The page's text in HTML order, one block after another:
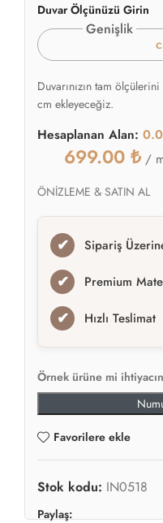
Duvar Ölçünüzü Girin
Genişlik
Duvarınızın tam
cm ekleyeceğiz.
Hesaplanan Alan:
699.00 ₺ /
ÖNİZLEME & SATIN AL
✔ Sipariş
✔ Premium
✔ Hızlı Teslimat
Örnek ürüne mi
Favorilere ekle
Stok kodu: IN0518
Paylaş: